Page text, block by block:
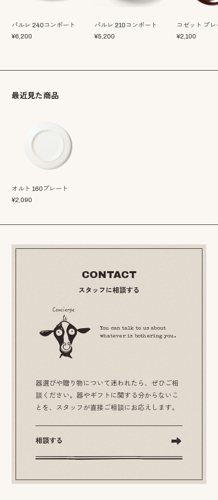
パルレ 240コンポート
¥6,200
パルレ 210コンポート
¥5,200
コゼット プレ
¥2,100
最近見た商品
オルト 160プレート
¥2,090
CONTACT
スタッフに相談する
You can talk to us about
whatever is bothering you.
器選びや贈り物について迷われたら、ぜひご相
談ください。器やギフトに関する分からないこ
とを、スタッフが直接ご相談にお応えします。
相談する